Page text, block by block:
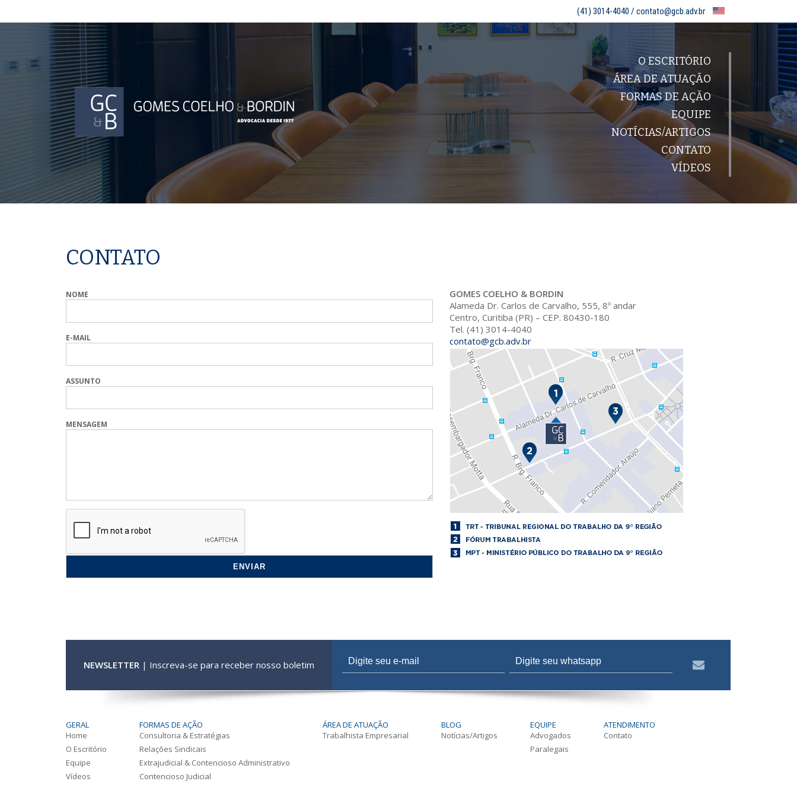
(41) 3014-4040 / contato@gcb.adv.br
O ESCRITÓRIO
ÁREA DE ATUAÇÃO
FORMAS DE AÇÃO
EQUIPE
NOTÍCIAS/ARTIGOS
CONTATO
VÍDEOS
CONTATO
NOME
E-MAIL
ASSUNTO
MENSAGEM
GOMES COELHO & BORDIN
Alameda Dr. Carlos de Carvalho, 555, 8º andar
Centro, Curitiba (PR) – CEP. 80430-180
Tel. (41) 3014-4040
contato@gcb.adv.br
NEWSLETTER | Inscreva-se para receber nosso boletim
GERAL
Home
O Escritório
Equipe
Vídeos
FORMAS DE AÇÃO
Consultoria & Estratégias
Relações Sindicais
Extrajudicial & Contencioso Administrativo
Contencioso Judicial
ÁREA DE ATUAÇÃO
Trabalhista Empresarial
BLOG
Notícias/Artigos
EQUIPE
Advogados
Paralegais
ATENDIMENTO
Contato